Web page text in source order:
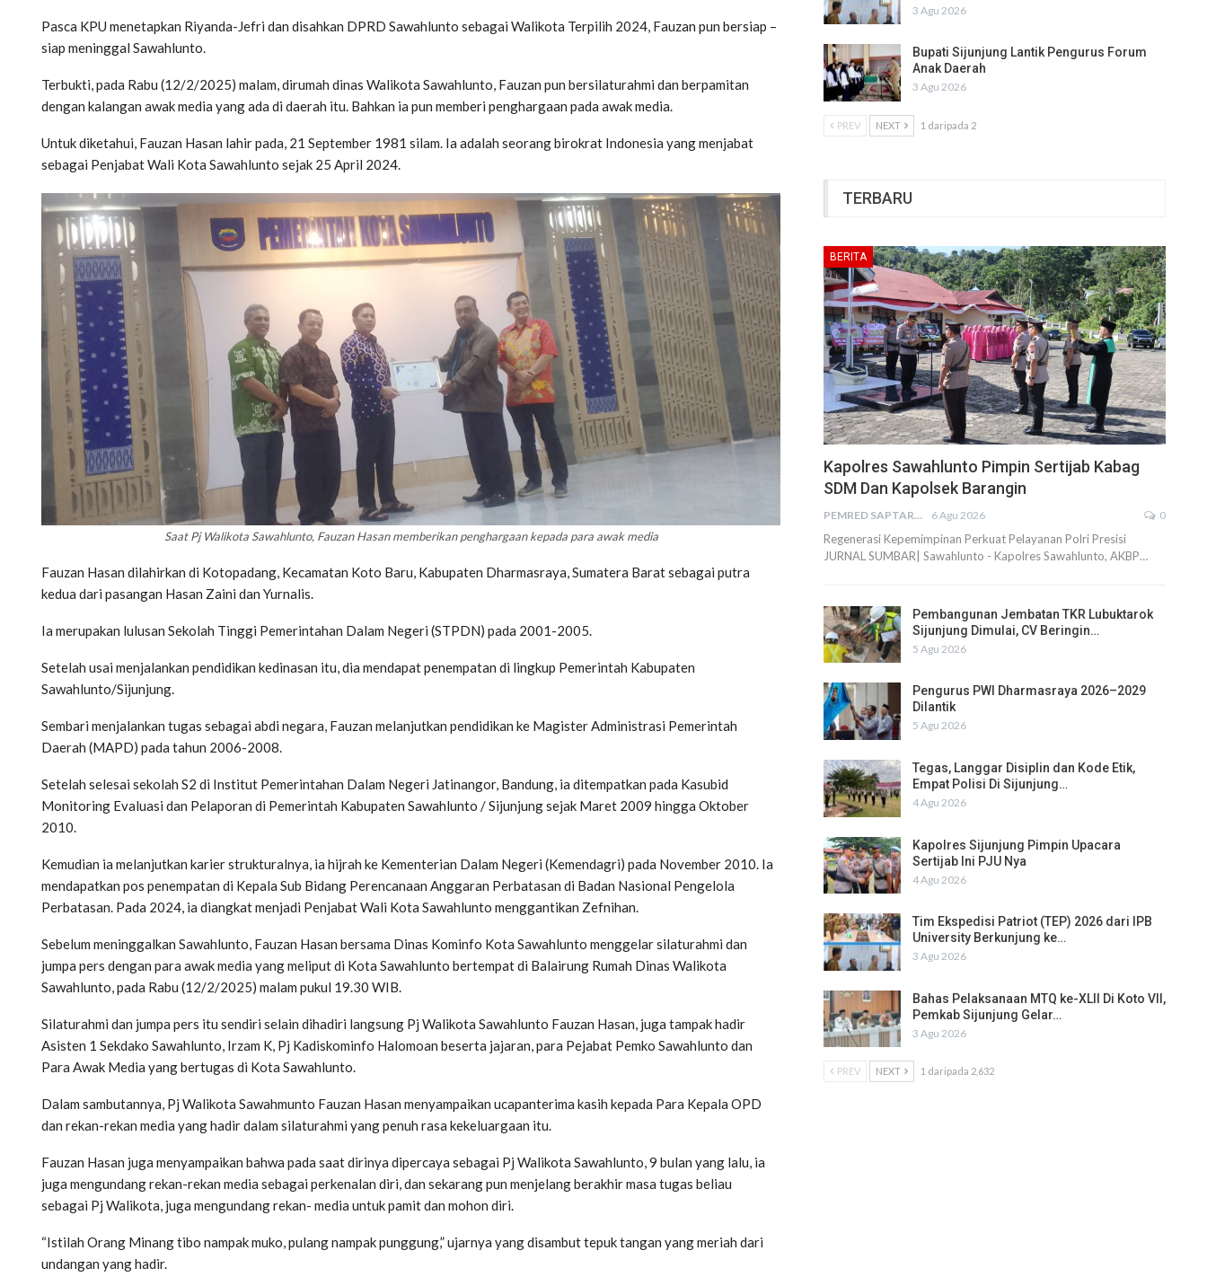
Pasca KPU menetapkan Riyanda-Jefri dan disahkan DPRD Sawahlunto sebagai Walikota Terpilih 2024, Fauzan pun bersiap –
siap meninggal Sawahlunto.
Terbukti, pada Rabu (12/2/2025) malam, dirumah dinas Walikota Sawahlunto, Fauzan pun bersilaturahmi dan berpamitan
dengan kalangan awak media yang ada di daerah itu. Bahkan ia pun memberi penghargaan pada awak media.
Untuk diketahui, Fauzan Hasan lahir pada, 21 September 1981 silam. Ia adalah seorang birokrat Indonesia yang menjabat
sebagai Penjabat Wali Kota Sawahlunto sejak 25 April 2024.
Saat Pj Walikota Sawahlunto, Fauzan Hasan memberikan penghargaan kepada para awak media
Fauzan Hasan dilahirkan di Kotopadang, Kecamatan Koto Baru, Kabupaten Dharmasraya, Sumatera Barat sebagai putra
kedua dari pasangan Hasan Zaini dan Yurnalis.
Ia merupakan lulusan Sekolah Tinggi Pemerintahan Dalam Negeri (STPDN) pada 2001-2005.
Setelah usai menjalankan pendidikan kedinasan itu, dia mendapat penempatan di lingkup Pemerintah Kabupaten
Sawahlunto/Sijunjung.
Sembari menjalankan tugas sebagai abdi negara, Fauzan melanjutkan pendidikan ke Magister Administrasi Pemerintah
Daerah (MAPD) pada tahun 2006-2008.
Setelah selesai sekolah S2 di Institut Pemerintahan Dalam Negeri Jatinangor, Bandung, ia ditempatkan pada Kasubid
Monitoring Evaluasi dan Pelaporan di Pemerintah Kabupaten Sawahlunto / Sijunjung sejak Maret 2009 hingga Oktober
2010.
Kemudian ia melanjutkan karier strukturalnya, ia hijrah ke Kementerian Dalam Negeri (Kemendagri) pada November 2010. Ia
mendapatkan pos penempatan di Kepala Sub Bidang Perencanaan Anggaran Perbatasan di Badan Nasional Pengelola
Perbatasan. Pada 2024, ia diangkat menjadi Penjabat Wali Kota Sawahlunto menggantikan Zefnihan.
Sebelum meninggalkan Sawahlunto, Fauzan Hasan bersama Dinas Kominfo Kota Sawahlunto menggelar silaturahmi dan
jumpa pers dengan para awak media yang meliput di Kota Sawahlunto bertempat di Balairung Rumah Dinas Walikota
Sawahlunto, pada Rabu (12/2/2025) malam pukul 19.30 WIB.
Silaturahmi dan jumpa pers itu sendiri selain dihadiri langsung Pj Walikota Sawahlunto Fauzan Hasan, juga tampak hadir
Asisten 1 Sekdako Sawahlunto, Irzam K, Pj Kadiskominfo Halomoan beserta jajaran, para Pejabat Pemko Sawahlunto dan
Para Awak Media yang bertugas di Kota Sawahlunto.
Dalam sambutannya, Pj Walikota Sawahmunto Fauzan Hasan menyampaikan ucapanterima kasih kepada Para Kepala OPD
dan rekan-rekan media yang hadir dalam silaturahmi yang penuh rasa kekeluargaan itu.
Fauzan Hasan juga menyampaikan bahwa pada saat dirinya dipercaya sebagai Pj Walikota Sawahlunto, 9 bulan yang lalu, ia
juga mengundang rekan-rekan media sebagai perkenalan diri, dan sekarang pun menjelang berakhir masa tugas beliau
sebagai Pj Walikota, juga mengundang rekan- media untuk pamit dan mohon diri.
“Istilah Orang Minang tibo nampak muko, pulang nampak punggung,” ujarnya yang disambut tepuk tangan yang meriah dari
undangan yang hadir.
3 Agu 2026
Bupati Sijunjung Lantik Pengurus Forum
Anak Daerah
3 Agu 2026
PREV NEXT 1 daripada 2
TERBARU
BERITA
Kapolres Sawahlunto Pimpin Sertijab Kabag
SDM Dan Kapolsek Barangin
PEMRED SAPTARIUS 6 Agu 2026 0
Regenerasi Kepemimpinan Perkuat Pelayanan Polri Presisi
JURNAL SUMBAR| Sawahlunto - Kapolres Sawahlunto, AKBP…
Pembangunan Jembatan TKR Lubuktarok
Sijunjung Dimulai, CV Beringin…
5 Agu 2026
Pengurus PWI Dharmasraya 2026–2029
Dilantik
5 Agu 2026
Tegas, Langgar Disiplin dan Kode Etik,
Empat Polisi Di Sijunjung…
4 Agu 2026
Kapolres Sijunjung Pimpin Upacara
Sertijab Ini PJU Nya
4 Agu 2026
Tim Ekspedisi Patriot (TEP) 2026 dari IPB
University Berkunjung ke…
3 Agu 2026
Bahas Pelaksanaan MTQ ke-XLII Di Koto VII,
Pemkab Sijunjung Gelar…
3 Agu 2026
PREV NEXT 1 daripada 2,632